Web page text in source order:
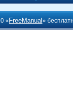
« FreeManual»